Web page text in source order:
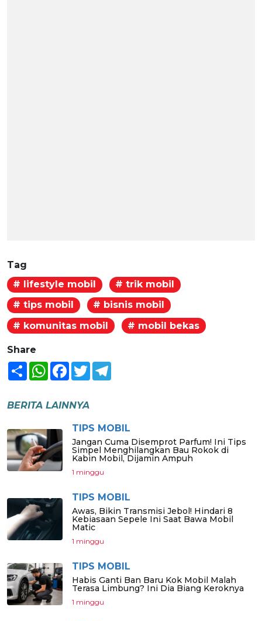
Tag
# lifestyle mobil
# trik mobil
# tips mobil
# bisnis mobil
# komunitas mobil
# mobil bekas
Share
Share WhatsAppFacebook
Twitter
BERITA LAINNYA
TIPS MOBIL
Jangan Cuma Disemprot Parfum! Ini Tips
Simpel Menghilangkan Bau Rokok di
Kabin Mobil, Dijamin Ampuh
1 minggu
TIPS MOBIL
Awas, Bikin Transmisi Jebol! Hindari 8
Kebiasaan Sepele Ini Saat Bawa Mobil
Matic
1 minggu
TIPS MOBIL
Habis Ganti Ban Baru Kok Mobil Malah
Terasa Limbung? Ini Dia Biang Keroknya
1 minggu